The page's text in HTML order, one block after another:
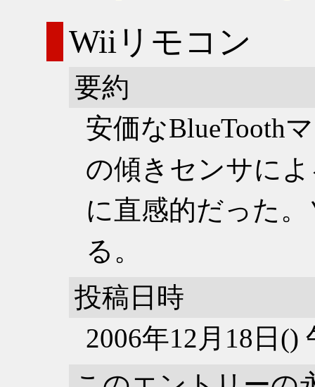
Wiiリモコン
要約
安価なBlueTooth
の傾きセンサに
に直感的だった
る。
投稿日時
2006年12月18日()